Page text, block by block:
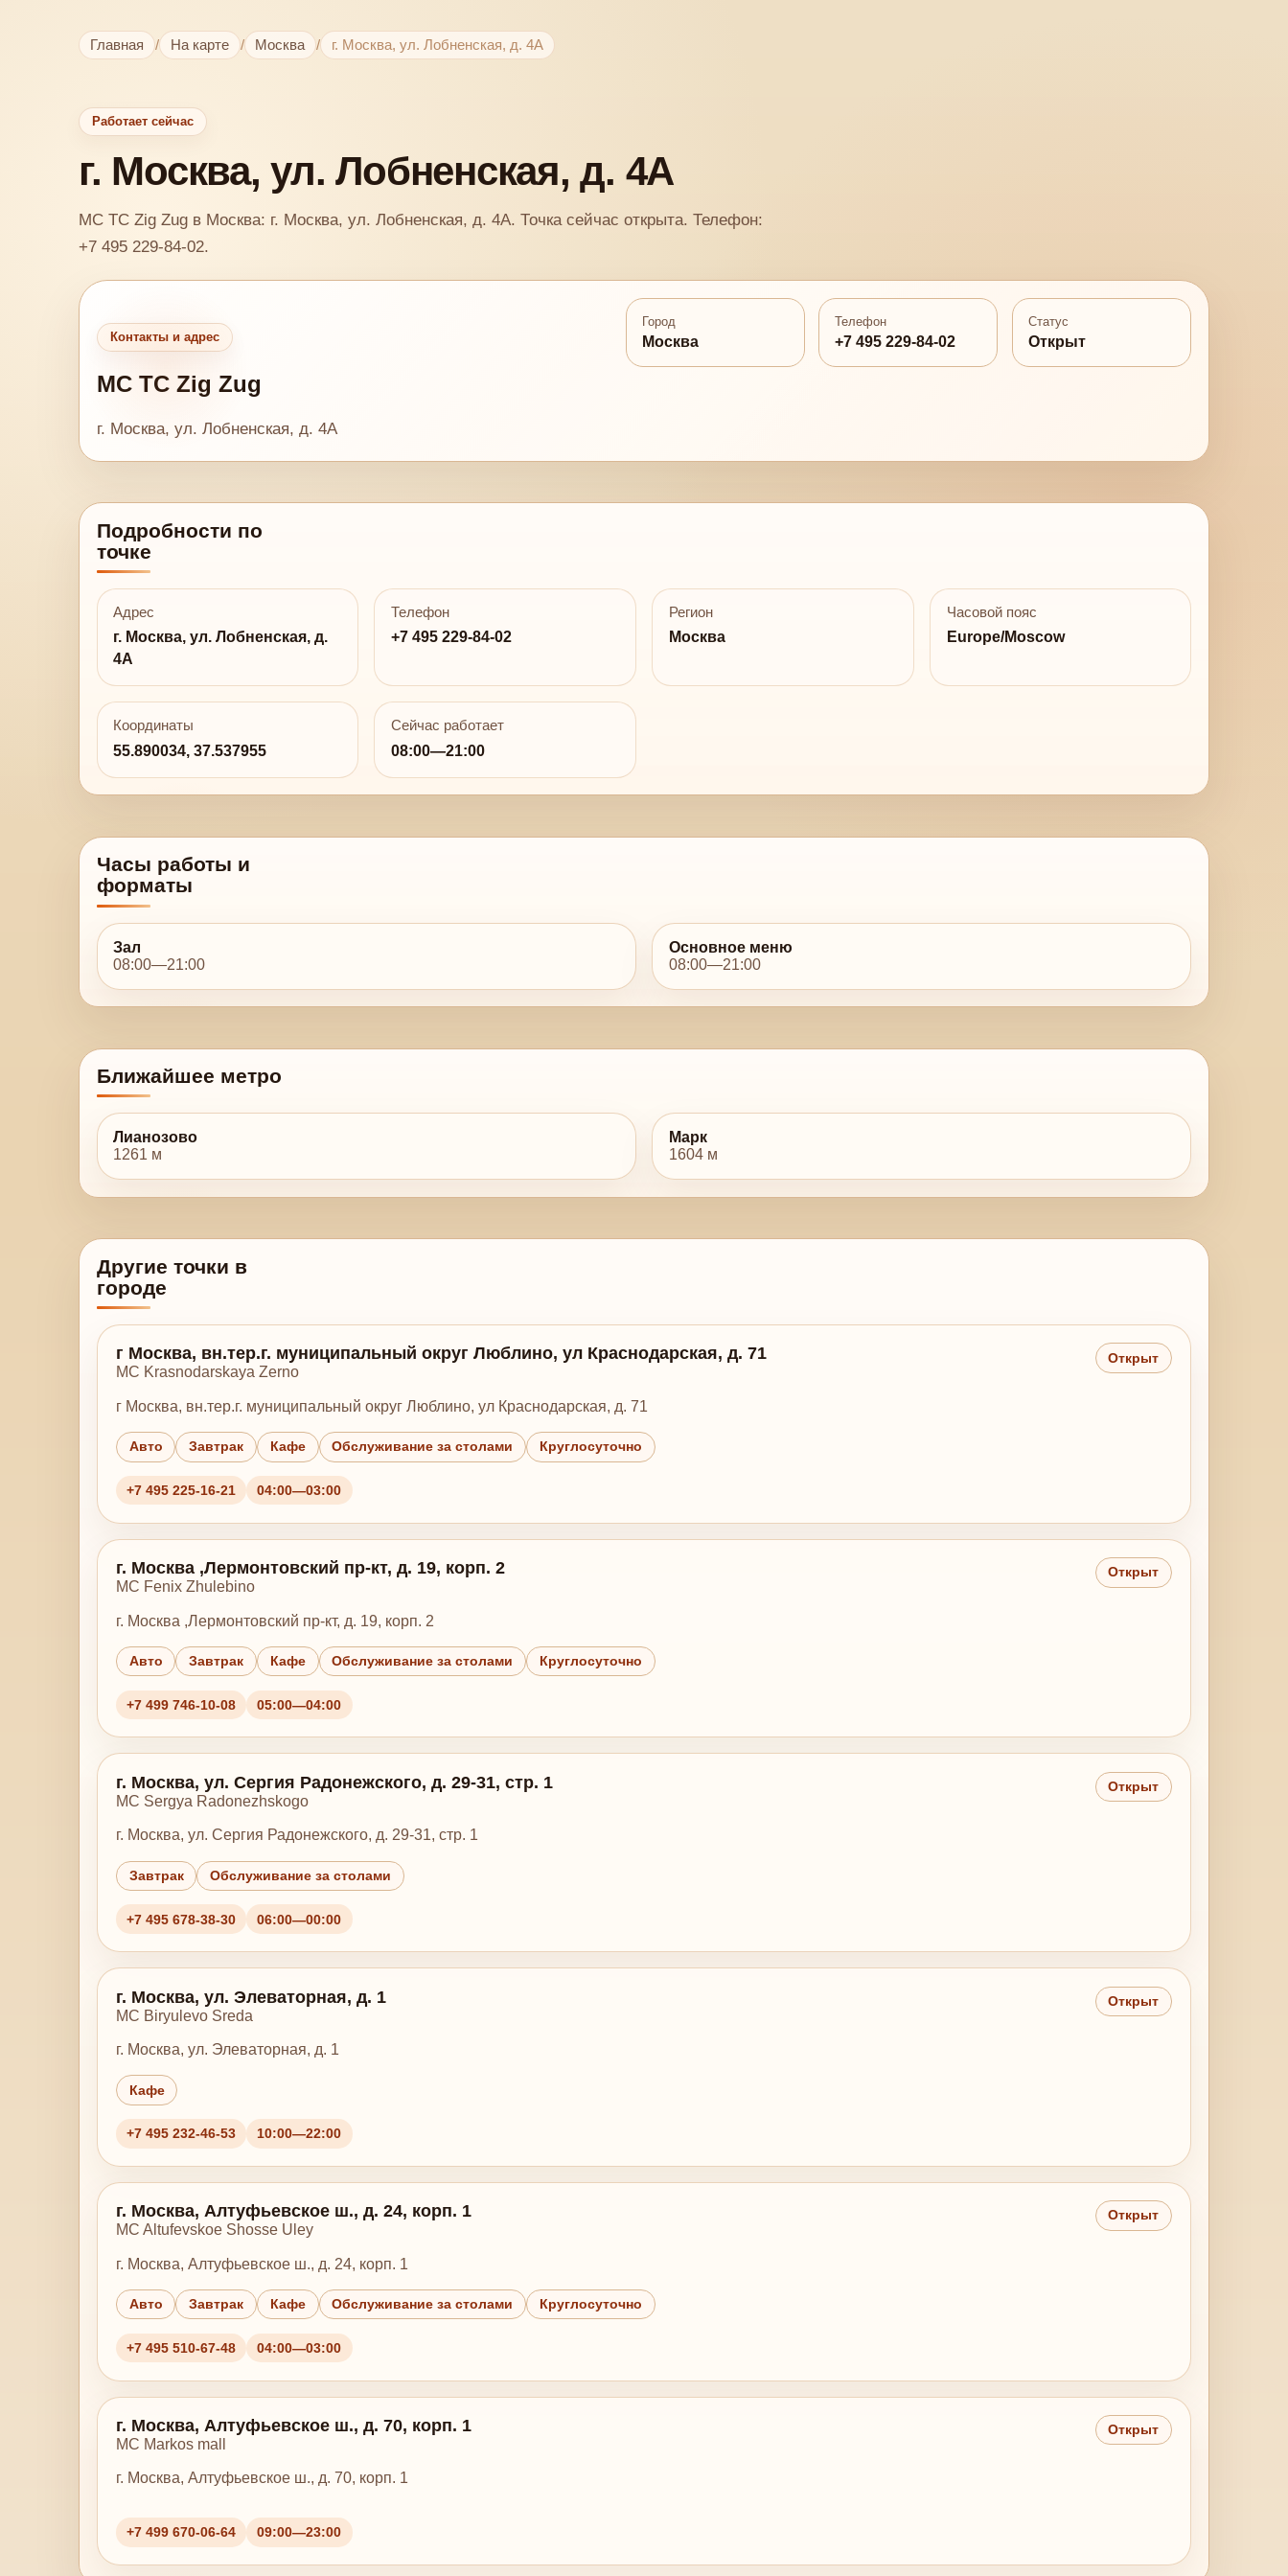
Главная / На карте / Москва / г. Москва, ул. Лобненская, д. 4А
Работает сейчас
г. Москва, ул. Лобненская, д. 4А
MC TC Zig Zug в Москва: г. Москва, ул. Лобненская, д. 4А. Точка сейчас открыта. Телефон:
+7 495 229-84-02.
Контакты и адрес
MC TC Zig Zug
г. Москва, ул. Лобненская, д. 4А
Город
Москва
Телефон
+7 495 229-84-02
Статус
Открыт
Подробности по
точке
Адрес
г. Москва, ул. Лобненская, д.
4А
Телефон
+7 495 229-84-02
Регион
Москва
Часовой пояс
Europe/Moscow
Координаты
55.890034, 37.537955
Сейчас работает
08:00—21:00
Часы работы и
форматы
Зал
08:00—21:00
Основное меню
08:00—21:00
Ближайшее метро
Лианозово
1261 м
Марк
1604 м
Другие точки в
городе
г Москва, вн.тер.г. муниципальный округ Люблино, ул Краснодарская, д. 71
MC Krasnodarskaya Zerno
Открыт
г Москва, вн.тер.г. муниципальный округ Люблино, ул Краснодарская, д. 71
Авто Завтрак Кафе Обслуживание за столами Круглосуточно
+7 495 225-16-21 04:00—03:00
г. Москва ,Лермонтовский пр-кт, д. 19, корп. 2
MC Fenix Zhulebino
Открыт
г. Москва ,Лермонтовский пр-кт, д. 19, корп. 2
Авто Завтрак Кафе Обслуживание за столами Круглосуточно
+7 499 746-10-08 05:00—04:00
г. Москва, ул. Сергия Радонежского, д. 29-31, стр. 1
MC Sergya Radonezhskogo
Открыт
г. Москва, ул. Сергия Радонежского, д. 29-31, стр. 1
Завтрак Обслуживание за столами
+7 495 678-38-30 06:00—00:00
г. Москва, ул. Элеваторная, д. 1
MC Biryulevo Sreda
Открыт
г. Москва, ул. Элеваторная, д. 1
Кафе
+7 495 232-46-53 10:00—22:00
г. Москва, Алтуфьевское ш., д. 24, корп. 1
MC Altufevskoe Shosse Uley
Открыт
г. Москва, Алтуфьевское ш., д. 24, корп. 1
Авто Завтрак Кафе Обслуживание за столами Круглосуточно
+7 495 510-67-48 04:00—03:00
г. Москва, Алтуфьевское ш., д. 70, корп. 1
MC Markos mall
Открыт
г. Москва, Алтуфьевское ш., д. 70, корп. 1
+7 499 670-06-64 09:00—23:00